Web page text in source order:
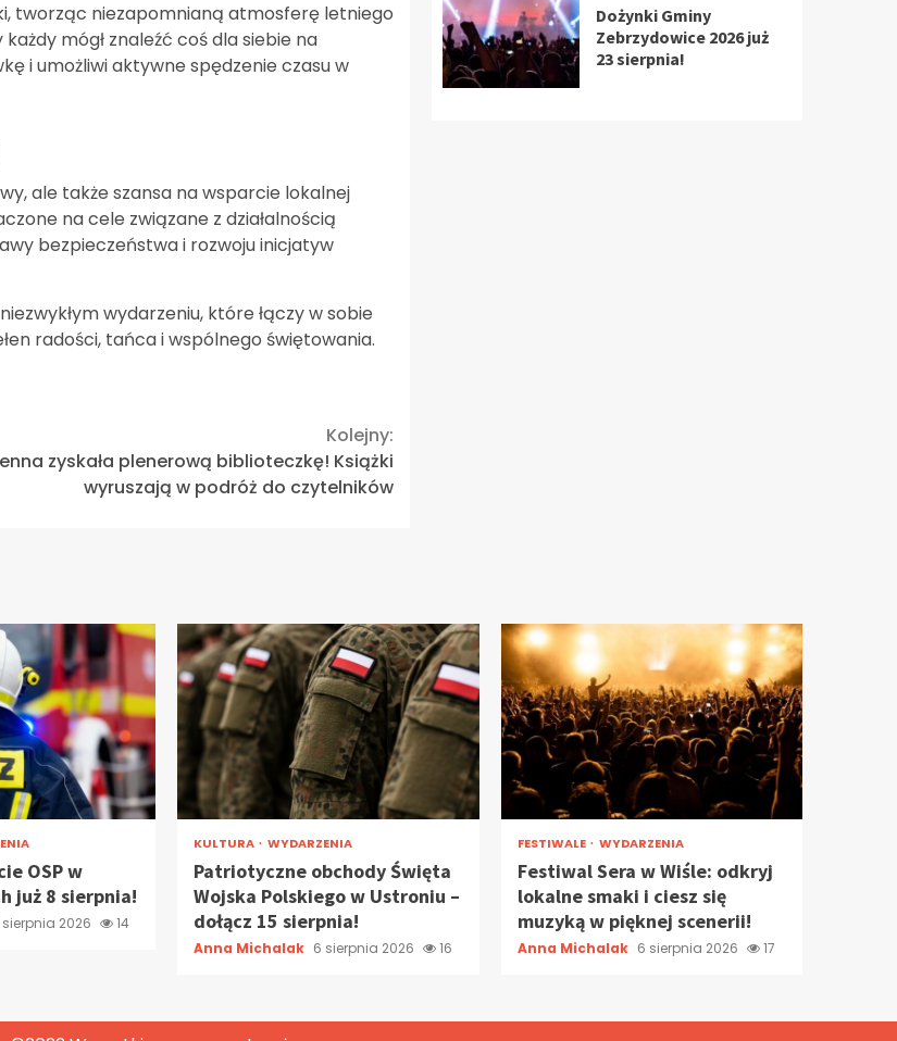
tworząc niezapomnianą atmosferę letniego
mógł znaleźć coś dla siebie na
i umożliwi aktywne spędzenie czasu w
ale także szansa na wsparcie lokalnej
na cele związane z działalnością
bezpieczeństwa i rozwoju inicjatyw
wydarzeniu, które łączy w sobie
radości, tańca i wspólnego świętowania.
Kolejny:
zyskała plenerową biblioteczkę! Książki
wyruszają w podróż do czytelników
Dożynki Gminy
Zebrzydowice 2026 już
23 sierpnia!
OSP w
już 8 sierpnia!
sierpnia 2026 14
KULTURA WYDARZENIA
Patriotyczne obchody Święta
Wojska Polskiego w Ustroniu –
dołącz 15 sierpnia!
Anna Michalak 6 sierpnia 2026 16
FESTIWALE WYDARZENIA
Festiwal Sera w Wiśle: odkryj
lokalne smaki i ciesz się
muzyką w pięknej scenerii!
Anna Michalak 6 sierpnia 2026 17